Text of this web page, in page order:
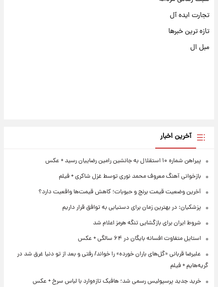
تجارت ایده آل
تازه ترین خبرها
مبل ال
آخرین اخبار
پیراهن شماره ۱۰ استقلال به جانشین رامین رضاییان رسید + عکس
بازخوانی آهنگ معروف محمد نوری توسط غزل شاکری + فیلم
آخرین وضعیت قیمت برنج و حبوبات؛ کاهش قیمت‌ها واقعیت دارد؟
پزشکیان: در بهترین زمان برای دستیابی به توافق قرار داریم
شروط ایران برای بازگشایی تنگه هرمز اعلام شد
استایل متفاوت افسانه بایگان در ۶۴ سالگی + عکس
علیرضا قربانی «گل‌های باران خورده» را خواند/ رفتی و بعد از تو دنیا غرق شد در
گریه‌هایم + فیلم
خرید جدید پرسپولیس رسمی شد؛ هافبک تازه‌وارد با لباس سرخ + عکس